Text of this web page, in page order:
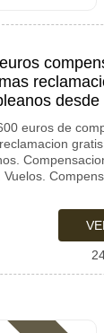
desde
euros de